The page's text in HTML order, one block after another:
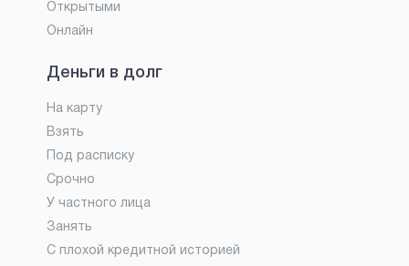
Открытыми
Онлайн
Деньги в долг
На карту
Взять
Под расписку
Срочно
У частного лица
Занять
С плохой кредитной историей